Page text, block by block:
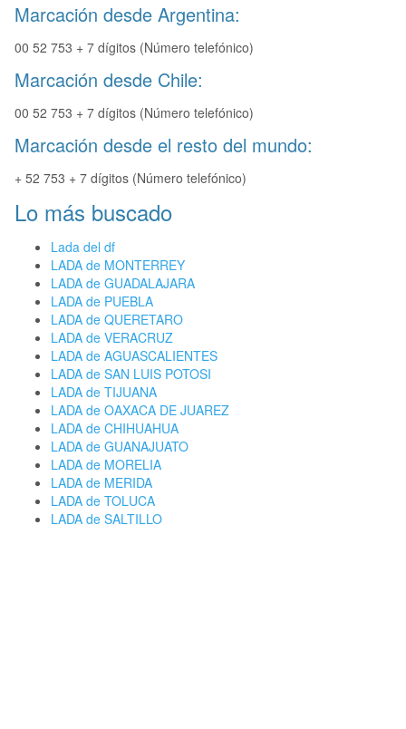
Marcación desde Argentina:
00 52 753 + 7 dígitos (Número telefónico)
Marcación desde Chile:
00 52 753 + 7 dígitos (Número telefónico)
Marcación desde el resto del mundo:
+ 52 753 + 7 dígitos (Número telefónico)
Lo más buscado
Lada del df
LADA de MONTERREY
LADA de GUADALAJARA
LADA de PUEBLA
LADA de QUERETARO
LADA de VERACRUZ
LADA de AGUASCALIENTES
LADA de SAN LUIS POTOSI
LADA de TIJUANA
LADA de OAXACA DE JUAREZ
LADA de CHIHUAHUA
LADA de GUANAJUATO
LADA de MORELIA
LADA de MERIDA
LADA de TOLUCA
LADA de SALTILLO